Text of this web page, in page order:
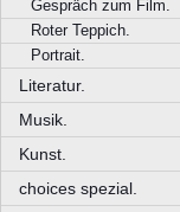
Gespräch zum Film.
Roter Teppich.
Portrait.
Literatur.
Musik.
Kunst.
choices spezial.